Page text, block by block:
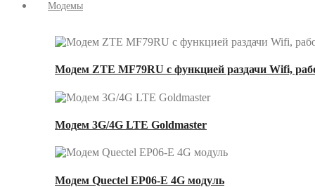
Модемы
Модем ZTE MF79RU с функцией раздачи Wifi,
Модем 3G/4G LTE Goldmaster
Модем Quectel EP06-E 4G модуль